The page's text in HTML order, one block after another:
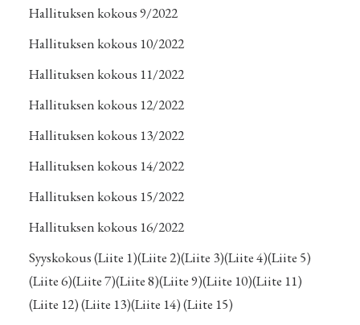
Hallituksen kokous 9/2022
Hallituksen kokous 10/2022
Hallituksen kokous 11/2022
Hallituksen kokous 12/2022
Hallituksen kokous 13/2022
Hallituksen kokous 14/2022
Hallituksen kokous 15/2022
Hallituksen kokous 16/2022
Syyskokous(Liite 1)(Liite 2)(Liite 3)(Liite 4)(Liite 5)
(Liite 6)(Liite 7)(Liite 8)(Liite 9)(Liite 10)(Liite 11)
(Liite 12)(Liite 13)(Liite 14)(Liite 15)